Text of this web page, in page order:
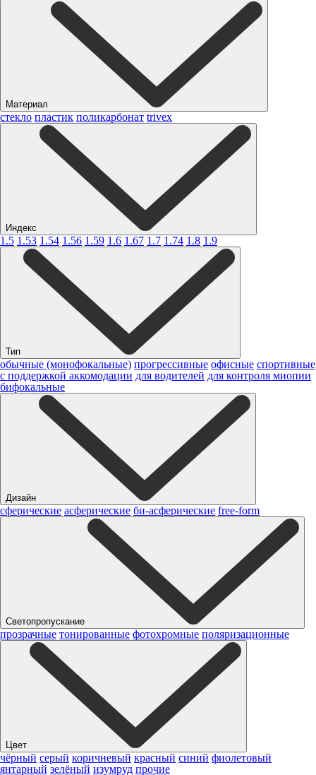
Материал
стекло пластик поликарбонат trivex
Индекс
1.5 1.53 1.54 1.56 1.59 1.6 1.67 1.7 1.74 1.8 1.9
Тип
обычные (монофокальные) прогрессивные офисные спортивные
с поддержкой аккомодации для водителей для контроля миопии
бифокальные
Дизайн
сферические асферические би-асферические free-form
Светопропускание
прозрачные тонированные фотохромные поляризационные
Цвет
чёрный серый коричневый красный синий фиолетовый
янтарный зелёный изумруд прочие